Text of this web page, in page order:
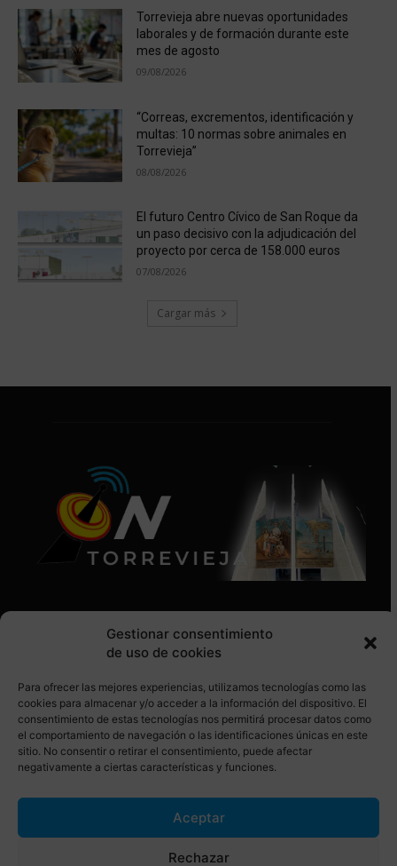
Gestionar consentimiento
de uso de cookies
Para ofrecer las mejores experiencias, utilizamos tecnologías como las
cookies para almacenar y/o acceder a la información del dispositivo. El
consentimiento de estas tecnologías nos permitirá procesar datos como
el comportamiento de navegación o las identificaciones únicas en este
sitio. No consentir o retirar el consentimiento, puede afectar
negativamente a ciertas características y funciones.
Aceptar
Rechazar
Torrevieja abre nuevas oportunidades
laborales y de formación durante este
mes de agosto
09/08/2026
“Correas, excrementos, identificación y
multas: 10 normas sobre animales en
Torrevieja”
08/08/2026
El futuro Centro Cívico de San Roque da
un paso decisivo con la adjudicación del
proyecto por cerca de 158.000 euros
07/08/2026
Cargar más
SÍGUENOS EN REDES SOCIALES
© Torrevieja ON. Desarrollado por